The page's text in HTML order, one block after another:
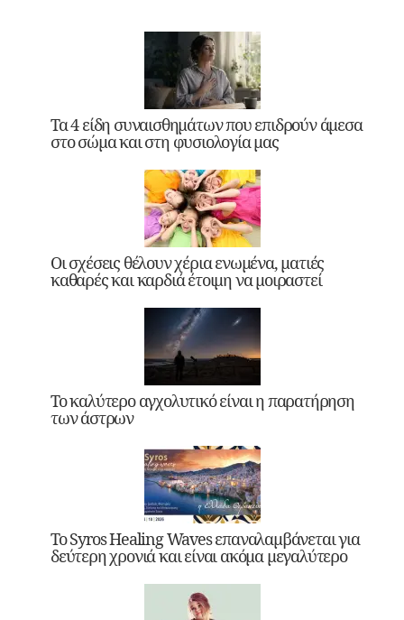
Τα 4 είδη συναισθημάτων που επιδρούν άμεσα
στο σώμα και στη φυσιολογία μας
Οι σχέσεις θέλουν χέρια ενωμένα, ματιές
καθαρές και καρδιά έτοιμη να μοιραστεί
Το καλύτερο αγχολυτικό είναι η παρατήρηση
των άστρων
Το Syros Healing Waves επαναλαμβάνεται για
δεύτερη χρονιά και είναι ακόμα μεγαλύτερο